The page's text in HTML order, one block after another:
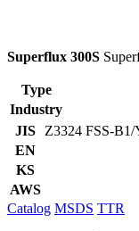
Superflux 300S
Type
Industry
JIS
Z3324 FSS-
EN
KS
AWS
Catalog MSDS TTR